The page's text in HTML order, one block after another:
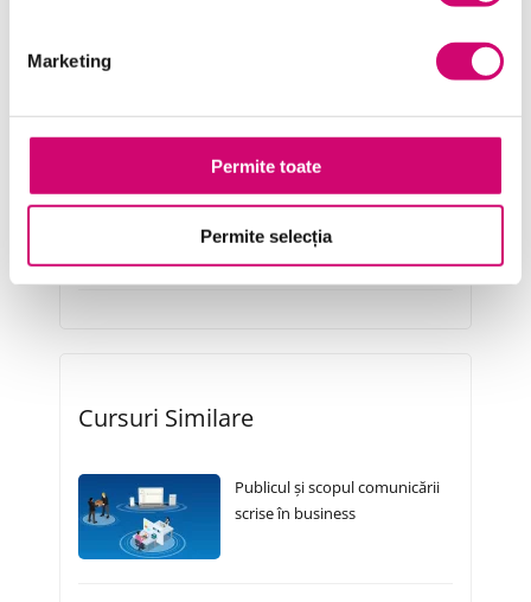
Marketing
Permite toate
Permite selecția
Vânzări și negocieri
Cursuri Similare
Publicul și scopul comunicării
scrise în business